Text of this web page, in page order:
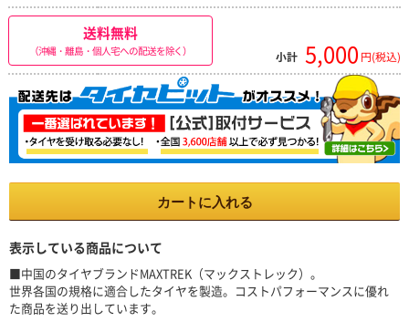
送料無料
（沖縄・離島・個人宅への配送を除く） 小計 5,000 円(税込)
カートに入れる
表示している商品について
■中国のタイヤブランドMAXTREK（マックストレック）。
世界各国の規格に適合したタイヤを製造。コストパフォーマンスに優れ
た商品を送り出しています。